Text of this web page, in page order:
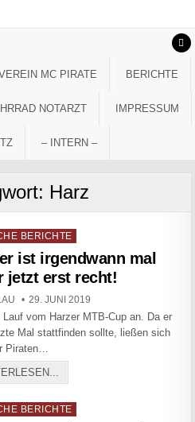
MC PIRATE BERICHTE
NOTARZT IMPRESSUM
– INTERN –
Harz
BERICHTE
ist irgendwann mal
jetzt erst recht!
PUBLISHED DATE:
29. JUNI 2019
vom Harzer MTB-Cup an. Da er
Mal stattfinden sollte, ließen sich
Piraten…
BERICHTE